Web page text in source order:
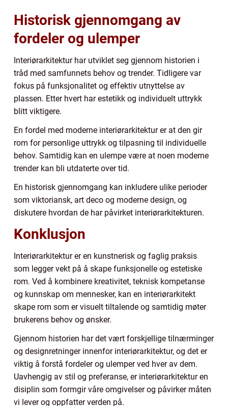
Historisk gjennomgang av
fordeler og ulemper
Interiørarkitektur har utviklet seg gjennom historien i
tråd med samfunnets behov og trender. Tidligere var
fokus på funksjonalitet og effektiv utnyttelse av
plassen. Etter hvert har estetikk og individuelt uttrykk
blitt viktigere.
En fordel med moderne interiørarkitektur er at den gir
rom for personlige uttrykk og tilpasning til individuelle
behov. Samtidig kan en ulempe være at noen moderne
trender kan bli utdaterte over tid.
En historisk gjennomgang kan inkludere ulike perioder
som viktoriansk, art deco og moderne design, og
diskutere hvordan de har påvirket interiørarkitekturen.
Konklusjon
Interiørarkitektur er en kunstnerisk og faglig praksis
som legger vekt på å skape funksjonelle og estetiske
rom. Ved å kombinere kreativitet, teknisk kompetanse
og kunnskap om mennesker, kan en interiørarkitekt
skape rom som er visuelt tiltalende og samtidig møter
brukerens behov og ønsker.
Gjennom historien har det vært forskjellige tilnærminger
og designretninger innenfor interiørarkitektur, og det er
viktig å forstå fordeler og ulemper ved hver av dem.
Uavhengig av stil og preferanse, er interiørarkitektur en
disiplin som formgir våre omgivelser og påvirker måten
vi lever og oppfatter verden på.